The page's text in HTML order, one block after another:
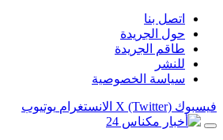
اتصل بنا
حول الجريدة
طاقم الجريدة
للنشر
سياسة الخصوصية
فيسبوك X (Twitter) الانستغرام يوتيوب